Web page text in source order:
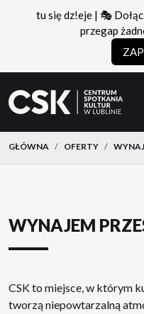
CSK
do
menu
do
treści
GŁÓWNA OFERTY
WYNAJEM
CSK to miejsce, w którym
tworzą niepowtarzalną
tu się dz!eje | 🎭
przegap